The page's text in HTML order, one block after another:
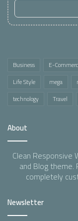
Business E-
Life Style
mega
technology
Travel
About
Clean Responsive
and Blog
completely
Newsletter